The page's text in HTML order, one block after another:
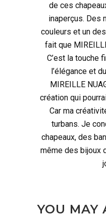
de ces
inaperçus. Des
couleurs et un
fait que
C’est la touche
l’élégance et
MIREILLE
création qui
Car ma
turbans. Je
chapeaux, des
même des bijoux
YOU MAY